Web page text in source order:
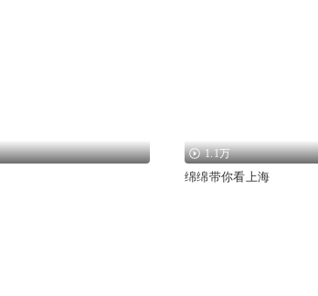
1.1万
绵绵带你看上海